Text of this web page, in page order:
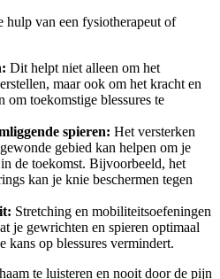
hulp van een fysiotherapeut of
Dit helpt niet alleen om het
maar ook om het kracht en
toekomstige blessures te
spieren: Het versterken
gebied kan helpen om je
de toekomst. Bijvoorbeeld, het
kan je knie beschermen tegen
Stretching en mobiliteitsoefeningen
je gewrichten en spieren optimaal
kans op blessures vermindert.
te luisteren en nooit door de pijn